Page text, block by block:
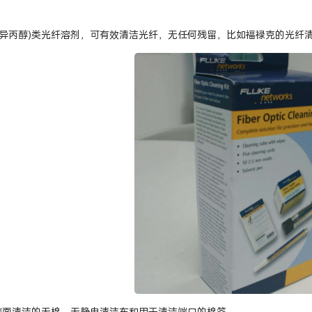
丙醇)类光纤溶剂，可有效清洁光纤，无任何残留，比如福禄克的光纤